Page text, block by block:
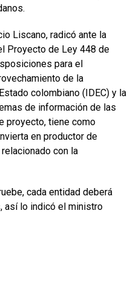
Liscano, radicó ante la
Proyecto de Ley 448 de
para el
de la
colombiano (IDEC) y la
de información de las
proyecto, tiene como
en productor de
con la
cada entidad deberá
así lo indicó el ministro